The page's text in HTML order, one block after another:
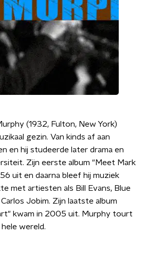
(1932, Fulton, New York)
gezin. Van kinds af aan
en hij studeerde later drama en
Zijn eerste album "Meet Mark
uit en daarna bleef hij muziek
met artiesten als Bill Evans, Blue
Jobim. Zijn laatste album
kwam in 2005 uit. Murphy tourt
wereld.